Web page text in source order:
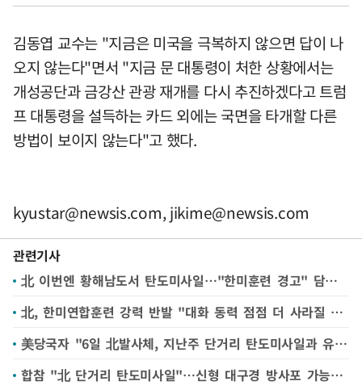
김동엽 교수는 "지금은 미국을 극복하지 않으면 답이 나
오지 않는다"면서 "지금 문 대통령이 처한 상황에서는
개성공단과 금강산 관광 재개를 다시 추진하겠다고 트럼
프 대통령을 설득하는 카드 외에는 국면을 타개할 다른
방법이 보이지 않는다"고 했다.
kyustar@newsis.com,jikime@newsis.com
관련기사
北 이번엔 황해남도서 탄도미사일…"한미훈련 경고" 담화(종합2보)
北, 한미연합훈련 강력 반발 "대화 동력 점점 더 사라질 것"(종합)
美당국자 "6일 北발사체, 지난주 단거리 탄도미사일과 유사"
합참 "北 단거리 탄도미사일"…신형 대구경 방사포 가능성도(종합)